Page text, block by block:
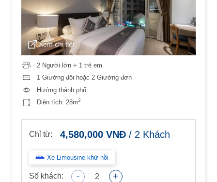
Xem chi tiết
2 Người lớn + 1 trẻ em
1 Giường đôi hoặc 2 Giường đơn
Hướng thành phố
Diện tích: 28m2
Chỉ từ: 4,580,000 VNĐ / 2 Khách
Xe Limousine khứ hồi
Số khách: - 2 +